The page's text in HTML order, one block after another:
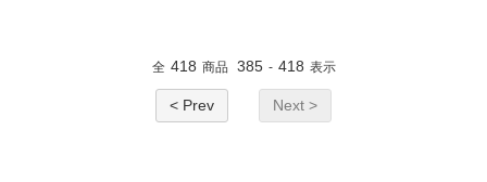
全 418 商品 385 - 418 表示
< Prev Next >